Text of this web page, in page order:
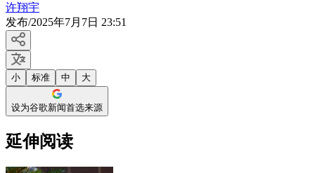
许翔宇
发布/2025年7月7日 23:51
小 标准 中 大
设为谷歌新闻首选来源
延伸阅读